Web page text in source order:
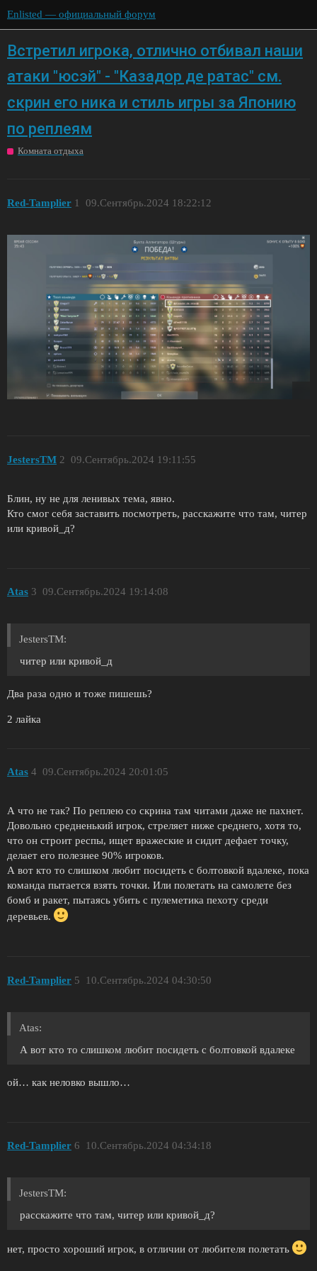
Enlisted — официальный форум
Встретил игрока, отлично отбивал наши
атаки "юсэй" - "Казадор де ратас" см.
скрин его ника и стиль игры за Японию
по реплеям
Комната отдыха
Red-Tamplier 09.Сентябрь.2024 18:22:12
1
JestersTM 09.Сентябрь.2024 19:11:55
2
Блин, ну не для ленивых тема, явно.
Кто смог себя заставить посмотреть, расскажите что там, читер
или кривой_д?
Atas 09.Сентябрь.2024 19:14:08
3
JestersTM:
читер или кривой_д
Два раза одно и тоже пишешь?
2 лайка
Atas 09.Сентябрь.2024 20:01:05
4
А что не так? По реплею со скрина там читами даже не пахнет.
Довольно средненький игрок, стреляет ниже среднего, хотя то,
что он строит респы, ищет вражеские и сидит дефает точку,
делает его полезнее 90% игроков.
А вот кто то слишком любит посидеть с болтовкой вдалеке, пока
команда пытается взять точки. Или полетать на самолете без
бомб и ракет, пытаясь убить с пулеметика пехоту среди
деревьев.
Red-Tamplier 10.Сентябрь.2024 04:30:50
5
Atas:
А вот кто то слишком любит посидеть с болтовкой вдалеке
ой… как неловко вышло…
Red-Tamplier 10.Сентябрь.2024 04:34:18
6
JestersTM:
расскажите что там, читер или кривой_д?
нет, просто хороший игрок, в отличии от любителя полетать